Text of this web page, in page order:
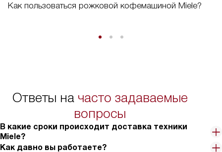
Как пользоваться рожковой кофемашиной Miele?
Ответы на часто задаваемые
вопросы
В какие сроки происходит доставка техники
Miele?
Как давно вы работаете?